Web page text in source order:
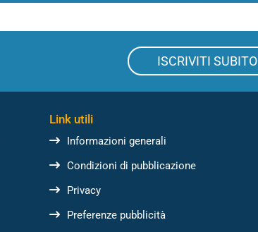
ISCRIVITI SUBITO
Link utili
Informazioni generali
Condizioni di pubblicazione
Privacy
Preferenze pubblicità